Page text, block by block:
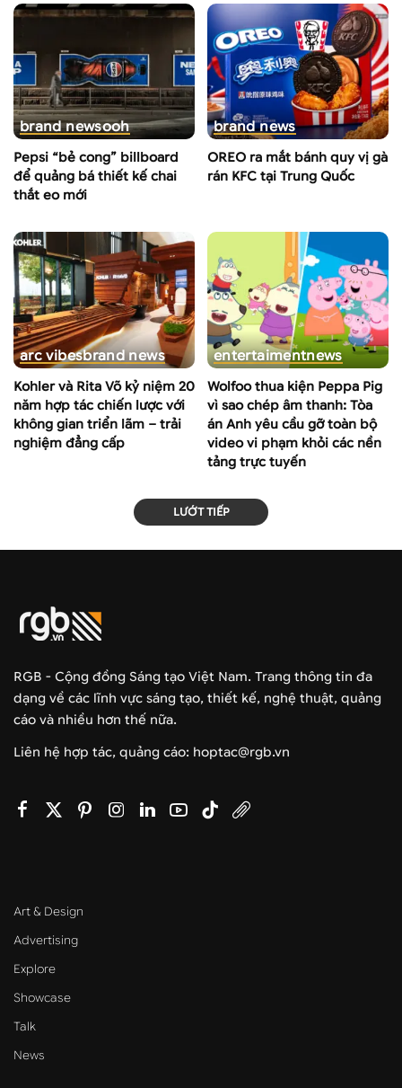
brand newsooh
Pepsi “bẻ cong” billboard
để quảng bá thiết kế chai
thắt eo mới
brand news
OREO ra mắt bánh quy vị gà
rán KFC tại Trung Quốc
arc vibesbrand news
Kohler và Rita Võ kỷ niệm 20
năm hợp tác chiến lược với
không gian triển lãm – trải
nghiệm đẳng cấp
entertaimentnews
Wolfoo thua kiện Peppa Pig
vì sao chép âm thanh: Tòa
án Anh yêu cầu gỡ toàn bộ
video vi phạm khỏi các nền
tảng trực tuyến
LƯỚT TIẾP
RGB - Cộng đồng Sáng tạo Việt Nam. Trang thông tin đa
dạng về các lĩnh vực sáng tạo, thiết kế, nghệ thuật, quảng
cáo và nhiều hơn thế nữa.
Liên hệ hợp tác, quảng cáo: hoptac@rgb.vn
Art & Design
Advertising
Explore
Showcase
Talk
News